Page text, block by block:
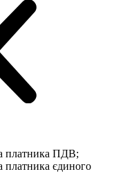
платника ПДВ;
платника єдиного